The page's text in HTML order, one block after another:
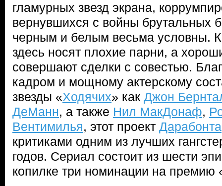
гламурных звезд экрана,
вернувшихся с войны брутальных
черным и белым весьма условны.
здесь носят плохие парни, а
совершают сделки с совестью.
кадром и мощному актерскому
звезды «Ходячих» как Джон
ДеМанн, а также Нил МакДонаф,
Вентимилья, этот проект Дарабонта
критиками одним из лучших
годов. Сериал состоит из шести
копилке три номинации на